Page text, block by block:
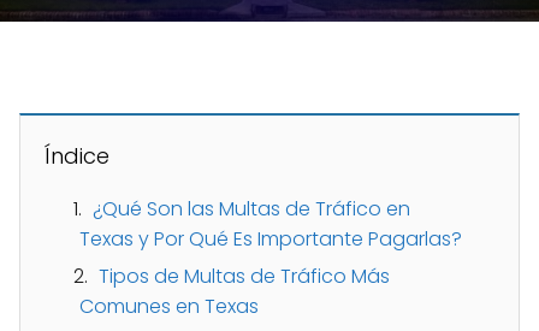
Índice
¿Qué Son las Multas de Tráfico en
Texas y Por Qué Es Importante Pagarlas?
Tipos de Multas de Tráfico Más
Comunes en Texas